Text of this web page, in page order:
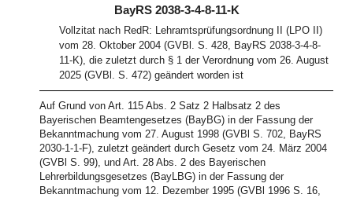
BayRS 2038-3-4-8-11-K
Vollzitat nach RedR: Lehramtsprüfungsordnung II (LPO II)
vom 28. Oktober 2004 (GVBl. S. 428, BayRS 2038-3-4-8-
11-K), die zuletzt durch § 1 der Verordnung vom 26. August
2025 (GVBl. S. 472) geändert worden ist
Auf Grund von Art. 115 Abs. 2 Satz 2 Halbsatz 2 des
Bayerischen Beamtengesetzes (BayBG) in der Fassung der
Bekanntmachung vom 27. August 1998 (GVBl S. 702, BayRS
2030-1-1-F), zuletzt geändert durch Gesetz vom 24. März 2004
(GVBl S. 99), und Art. 28 Abs. 2 des Bayerischen
Lehrerbildungsgesetzes (BayLBG) in der Fassung der
Bekanntmachung vom 12. Dezember 1995 (GVBl 1996 S. 16,